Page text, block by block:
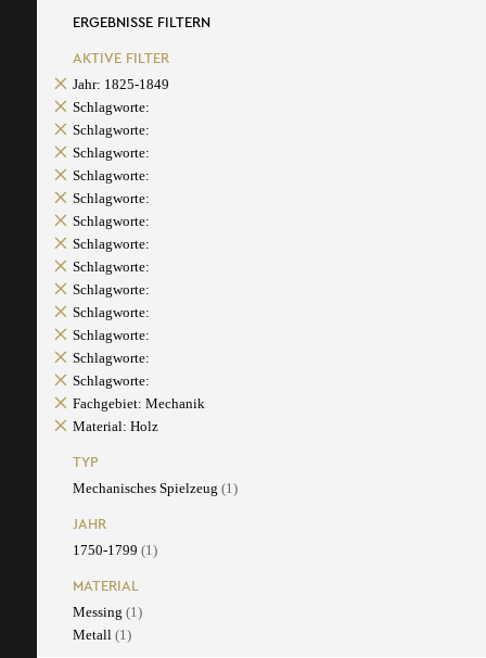
ERGEBNISSE FILTERN
AKTIVE FILTER
Jahr: 1825-1849
Schlagworte:
Schlagworte:
Schlagworte:
Schlagworte:
Schlagworte:
Schlagworte:
Schlagworte:
Schlagworte:
Schlagworte:
Schlagworte:
Schlagworte:
Schlagworte:
Schlagworte:
Fachgebiet: Mechanik
Material: Holz
TYP
Mechanisches Spielzeug (1)
JAHR
1750-1799 (1)
MATERIAL
Messing (1)
Metall (1)